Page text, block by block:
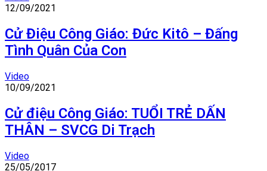
12/09/2021
Cử Điệu Công Giáo: Đức Kitô – Đấng
Tình Quân Của Con
Video
10/09/2021
Cử điệu Công Giáo: TUỔI TRẺ DẤN
THÂN – SVCG Di Trạch
Video
25/05/2017